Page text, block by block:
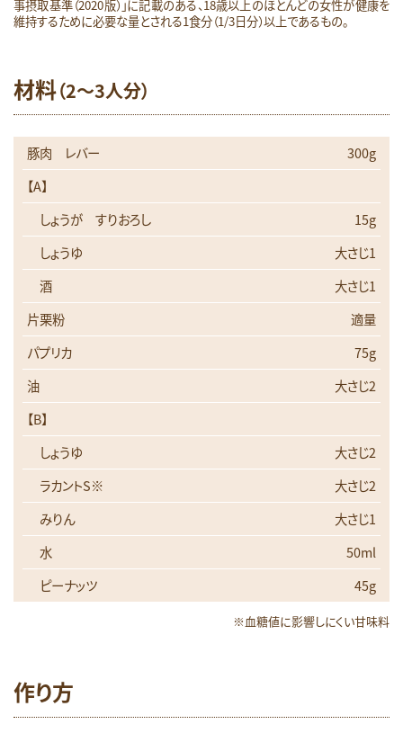
事摂取基準（2020版）」に記載のある、18歳以上のほとんどの女性が健康を
維持するために必要な量とされる1食分（1/3日分）以上であるもの。
材料（2～3人分）
豚肉 レバー
300g
【A】
しょうが すりおろし
15g
しょうゆ
大さじ1
酒
大さじ1
片栗粉
適量
パプリカ
75g
油
大さじ2
【B】
しょうゆ
大さじ2
ラカントS※
大さじ2
みりん
大さじ1
水
50ml
ピーナッツ
45g
※血糖値に影響しにくい甘味料
作り方